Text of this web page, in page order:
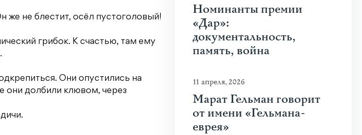
же не блестит, осёл пустоголовый!
грибок. К счастью, там ему
Они опустились на
они долбили клювом, через
Номинанты премии
«Дар»:
документальность,
память, война
11 апреля, 2026
Марат Гельман говорит
от имени «Гельмана-
еврея»